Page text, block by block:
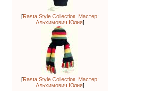
[Rasta Style Collection. Мастер:
Альхимович Юлия]
[Rasta Style Collection. Мастер:
Альхимович Юлия]